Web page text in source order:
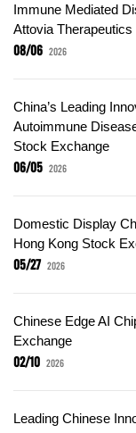
Immune Mediated
Attovia
08/06 2026
China’s Leading
Autoimmune
Stock Exchange
06/05 2026
Domestic Display
Hong Kong Stock
05/27 2026
Chinese Edge AI
Exchange
02/10 2026
Leading Chinese